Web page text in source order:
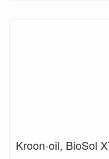
Kroon-oil, BioSol